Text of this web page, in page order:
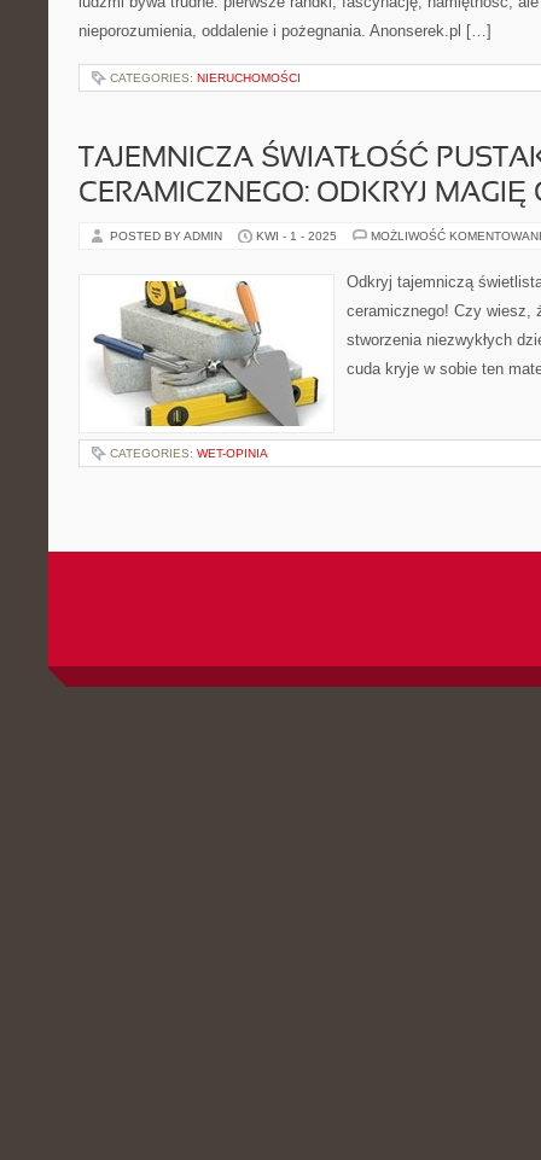
nieporozumienia, oddalenie i pożegnania. Anonserek.pl […]
CATEGORIES: NIERUCHOMOŚCI
TAJEMNICZA ŚWIATŁOŚĆ
CERAMICZNEGO: ODKRYJ MAGIĘ
POSTED BY ADMIN KWI - 1 - 2025 MOŻLIWOŚĆ
Odkryj tajemniczą
ceramicznego! Czy wiesz,
stworzenia niezwykłych
cuda kryje w sobie ten
CATEGORIES: WET-OPINIA